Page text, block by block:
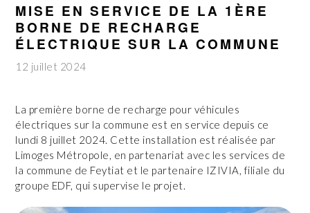
MISE EN SERVICE DE LA 1ÈRE
BORNE DE RECHARGE
ÉLECTRIQUE SUR LA COMMUNE
12 juillet 2024
La première borne de recharge pour véhicules
électriques sur la commune est en service depuis ce
lundi 8 juillet 2024. Cette installation est réalisée par
Limoges Métropole, en partenariat avec les services de
la commune de Feytiat et le partenaire IZIVIA, filiale du
groupe EDF, qui supervise le projet.